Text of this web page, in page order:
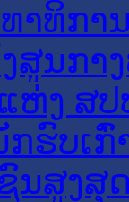
າທິກາ
ສູນກາ
ຫ່ງ ສປ
ຮົບເກົ່
ນສູງສຸ